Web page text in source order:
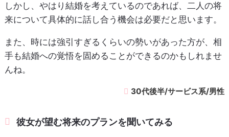
しかし、やはり結婚を考えているのであれば、二人の将
来について具体的に話し合う機会は必要だと思います。
また、時には強引すぎるくらいの勢いがあった方が、相
手も結婚への覚悟を固めることができるのかもしれませ
んね。
30代後半/サービス系/男性
彼女が望む将来のプランを聞いてみる